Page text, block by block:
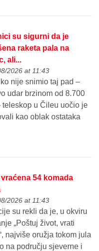
su sigurni da je
raketa pala na
ali...
2026 at 11:43
nije snimio taj pad –
udar brzinom od 8.700
teleskop u Čileu uočio je
kao oblak ostataka
54 komada
2026 at 11:43
su rekli da je, u okviru
„Poštuj život, vrati
najviše oružja tokom jula
na području sjeverne i